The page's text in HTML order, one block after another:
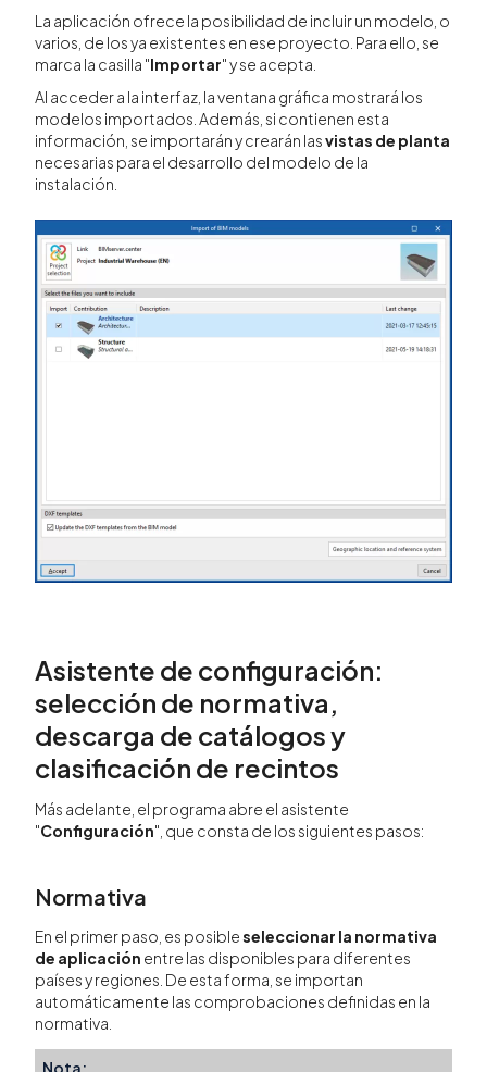
La aplicación ofrece la posibilidad de incluir un modelo, o
varios, de los ya existentes en ese proyecto. Para ello, se
marca la casilla "Importar" y se acepta.
Al acceder a la interfaz, la ventana gráfica mostrará los
modelos importados. Además, si contienen esta
información, se importarán y crearán lasvistas de planta
necesarias para el desarrollo del modelo de la
instalación.
Asistente de configuración:
selección de normativa,
descarga de catálogos y
clasificación de recintos
Más adelante, el programa abre el asistente
"Configuración", que consta de los siguientes pasos:
Normativa
En el primer paso, es posibleseleccionar la normativa
de aplicación entre las disponibles para diferentes
países y regiones. De esta forma, se importan
automáticamente las comprobaciones definidas en la
normativa.
Nota: